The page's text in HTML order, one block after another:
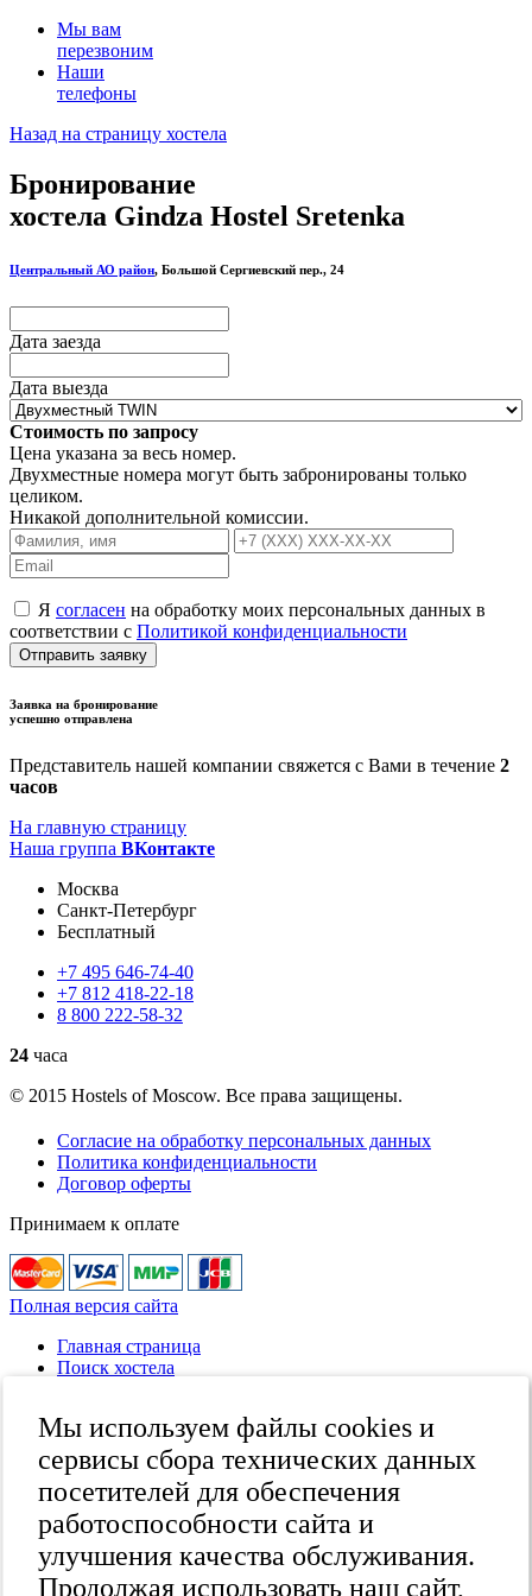
Мы вам
перезвоним
Наши
телефоны
Назад на страницу хостела
Бронирование
хостела Gindza Hostel Sretenka
Центральный АО район, Большой Сергиевский пер., 24
Дата заезда
Дата выезда
Стоимость по запросу
Цена указана за весь номер.
Двухместные номера могут быть забронированы только
целиком.
Никакой дополнительной комиссии.
Я согласен на обработку моих персональных данных в
соответствии с Политикой конфиденциальности
Отправить заявку
Заявка на бронирование
успешно отправлена
Представитель нашей компании свяжется с Вами в течение 2
часов
На главную страницу
Наша группа ВКонтакте
Москва
Санкт-Петербург
Бесплатный
+7 495 646-74-40
+7 812 418-22-18
8 800 222-58-32
24 часа
© 2015 Hostels of Moscow. Все права защищены.
Согласие на обработку персональных данных
Политика конфиденциальности
Договор оферты
Принимаем к оплате
Мы используем файлы cookies и
сервисы сбора технических данных
посетителей для обеспечения
работоспособности сайта и
улучшения качества обслуживания.
Продолжая использовать наш сайт,
Полная версия сайта
Главная страница
Поиск хостела
Каталог хостелов
Как оплатить
Контакты
Наши группы
в социальных сетях